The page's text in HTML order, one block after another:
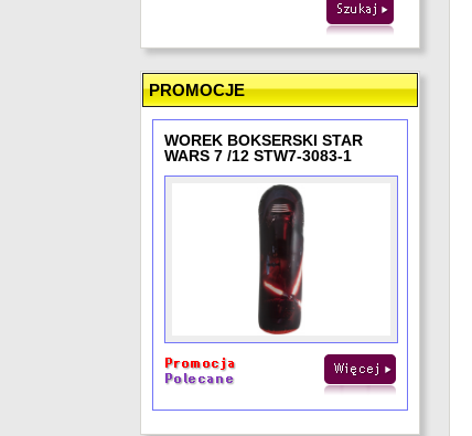
PROMOCJE
WOREK BOKSERSKI STAR
WARS 7 /12 STW7-3083-1